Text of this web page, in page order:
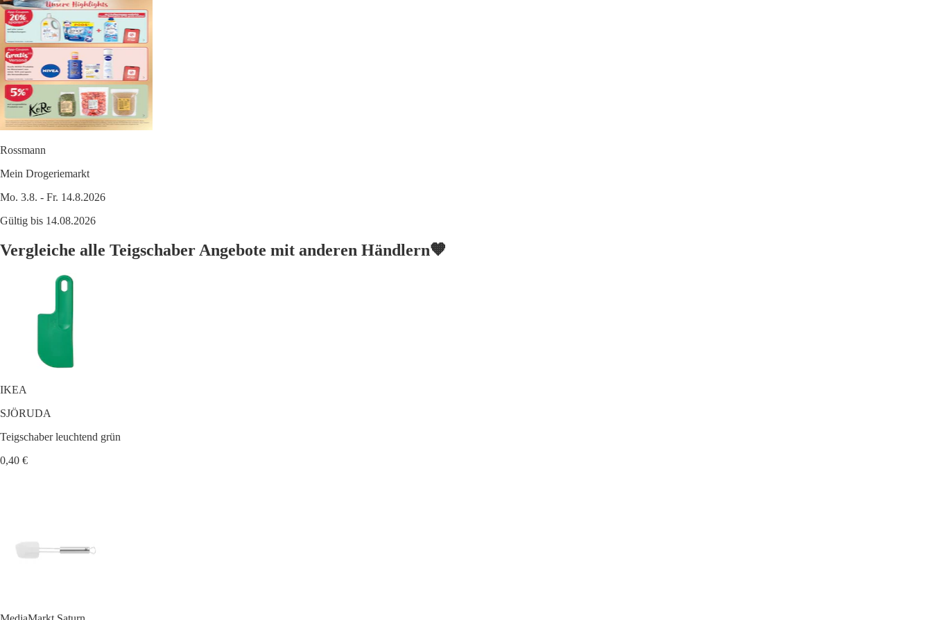
Rossmann
Mein Drogeriemarkt
Mo. 3.8. - Fr. 14.8.2026
Gültig bis 14.08.2026
Vergleiche alle Teigschaber Angebote mit anderen Händlern🧡
IKEA
SJÖRUDA
Teigschaber leuchtend grün
0,40 €